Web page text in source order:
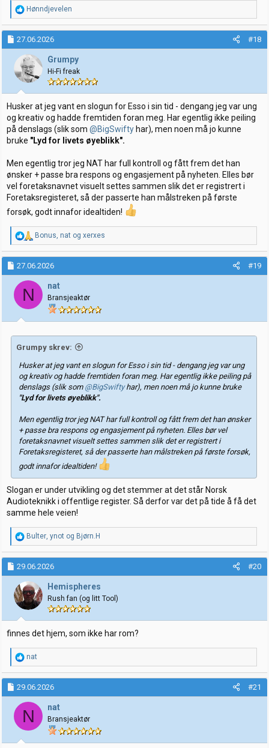
R
e
a
k
s
j
o
n
e
r
:
Hønndjevelen
27.06.2026 #18
Grumpy
Hi-Fi freak
Husker at jeg vant en slogun for Esso i sin tid - dengang jeg var ung
og kreativ og hadde fremtiden foran meg. Har egentlig ikke peiling
på denslags (slik som @BigSwifty har), men noen må jo kunne
bruke "Lyd for livets øyeblikk".
Men egentlig tror jeg NAT har full kontroll og fått frem det han
ønsker + passe bra respons og engasjement på nyheten. Elles bør
vel foretaksnavnet visuelt settes sammen slik det er registrert i
Foretaksregisteret, så der passerte han målstreken på første
forsøk, godt innafor idealtiden!
R
e
a
k
s
j
r
Bonus, nat og xerxes
27.06.2026 #19
N nat
Bransjeaktør
Grumpy skrev:
Husker at jeg vant en slogun for Esso i sin tid - dengang jeg var ung
og kreativ og hadde fremtiden foran meg. Har egentlig ikke peiling på
denslags (slik som @BigSwiftyhar), men noen må jo kunne bruke
"Lyd for livets øyeblikk".
Men egentlig tror jeg NAT har full kontroll og fått frem det han ønsker
+ passe bra respons og engasjement på nyheten. Elles bør vel
foretaksnavnet visuelt settes sammen slik det er registrert i
Foretaksregisteret, så der passerte han målstreken på første forsøk,
godt innafor idealtiden!
Slogan er under utvikling og det stemmer at det står Norsk
Audioteknikk i offentlige register. Så derfor var det på tide å få det
samme hele veien!
R
e
a
k
s
j
o
n
e
r
:
Bulter, ynot og Bjørn.H
29.06.2026 #20
Hemispheres
Rush fan (og litt Tool)
finnes det hjem, som ikke har rom?
R
e
a
k
s
j
o
e
r
nat
29.06.2026 #21
N nat
Bransjeaktør